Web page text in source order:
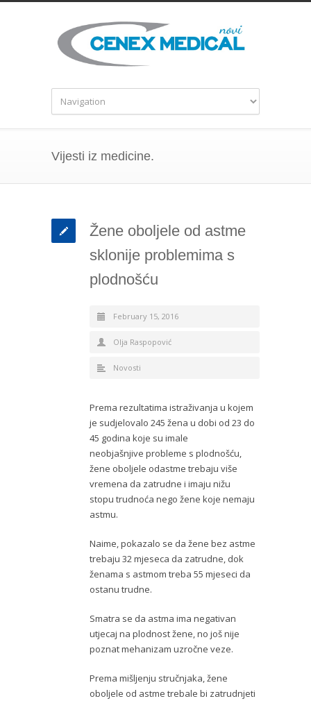
Vijesti iz medicine.
Žene oboljele od astme
sklonije problemima s
plodnošću
February 15, 2016
Olja Raspopović
Novosti
Prema rezultatima istraživanja u kojem
je sudjelovalo 245 žena u dobi od 23 do
45 godina koje su imale
neobjašnjive probleme s plodnošću,
žene oboljele odastme trebaju više
vremena da zatrudne i imaju nižu
stopu trudnoća nego žene koje nemaju
astmu.
Naime, pokazalo se da žene bez astme
trebaju 32 mjeseca da zatrudne, dok
ženama s astmom treba 55 mjeseci da
ostanu trudne.
Smatra se da astma ima negativan
utjecaj na plodnost žene, no još nije
poznat mehanizam uzročne veze.
Prema mišljenju stručnjaka, žene
oboljele od astme trebale bi zatrudnjeti